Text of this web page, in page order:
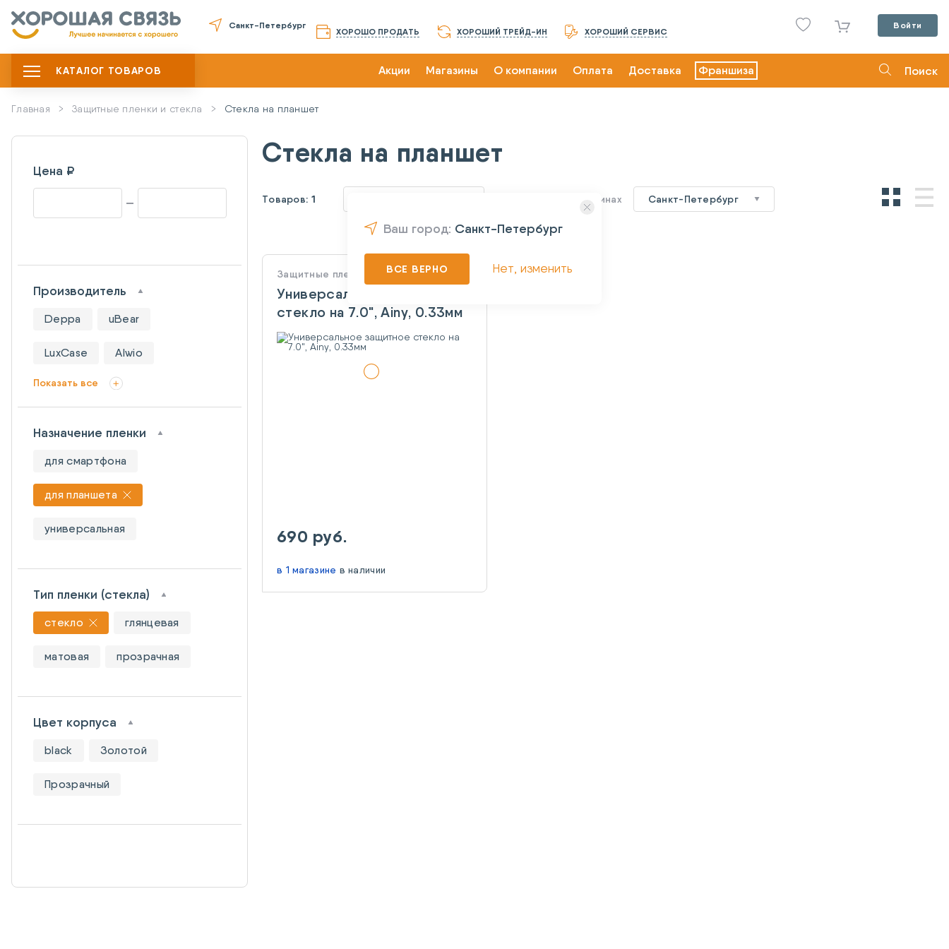
Санкт-Петербург
ХОРОШО ПРОДАТЬ ХОРОШИЙ ТРЕЙД-ИН ХОРОШИЙ СЕРВИС
Войти
КАТАЛОГ ТОВАРОВ Акции Магазины О компании Оплата Доставка Франшиза Поиск
Главная Защитные пленки и стекла Стекла на планшет
Цена ₽
Производитель
Deppa uBear
LuxCase Alwio
Показать все
Назначение пленки
для смартфона
для планшета
универсальная
Тип пленки (стекла)
стекло глянцевая
матовая прозрачная
Цвет корпуса
black Золотой
Прозрачный
Стекла на планшет
Товаров: 1 Наличие в магазинах Санкт-Петербург
Защитные пленки и стекла
Универсальное защитное
стекло на 7.0", Ainy, 0.33мм
690 руб.
в 1 магазине в наличии
Ваш город: Санкт-Петербург
ВСЕ ВЕРНО Нет, изменить